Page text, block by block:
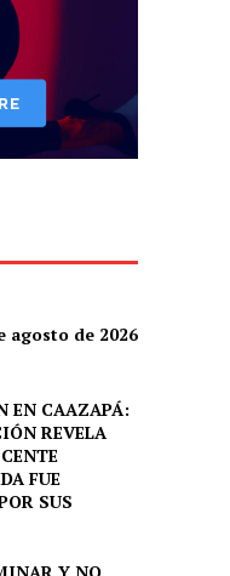
agosto de 2026
EN CAAZAPÁ:
REVELA
FUE
SUS